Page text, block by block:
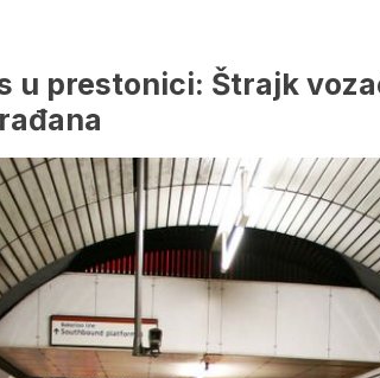
u prestonici: Štrajk